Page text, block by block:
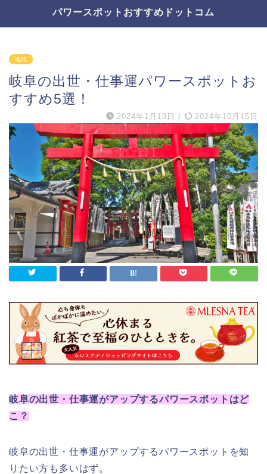
パワースポットおすすめドットコム
地域
岐阜の出世・仕事運パワースポットお
すすめ5選！
2024年1月19日 / 2024年10月15日
岐阜の出世・仕事運がアップするパワースポットはど
こ？
岐阜の出世・仕事運がアップするパワースポットを知
りたい方も多いはず。